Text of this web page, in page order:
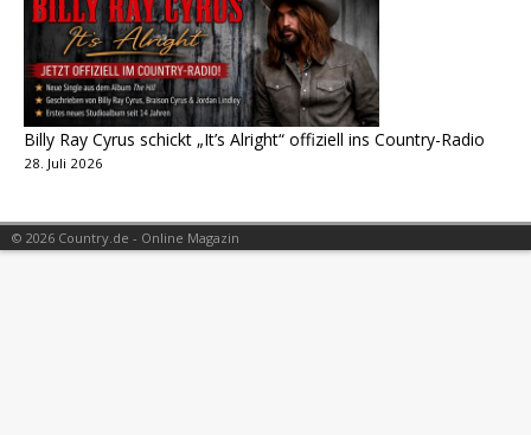
Billy Ray Cyrus schickt „It’s Alright“ offiziell ins Country-Radio
28. Juli 2026
© 2026 Country.de - Online Magazin